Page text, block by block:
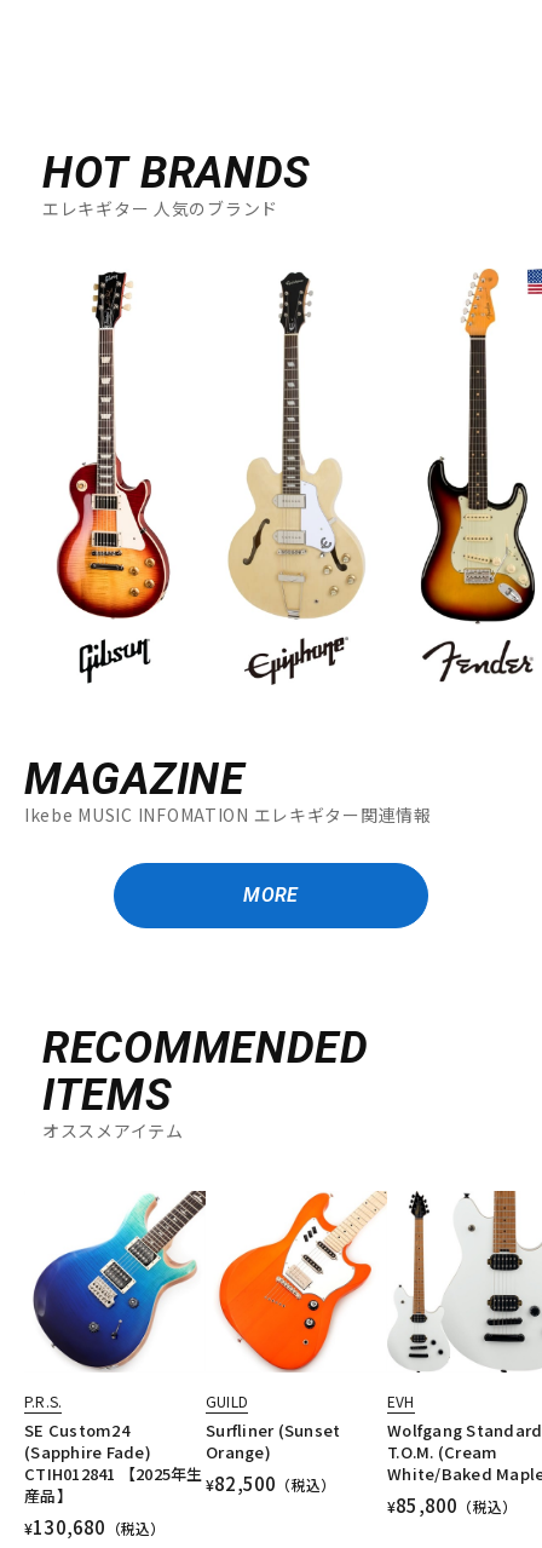
HOT BRANDS
エレキギター 人気のブランド
MAGAZINE
Ikebe MUSIC INFOMATION エレキギター関連情報
MORE
RECOMMENDED
ITEMS
オススメアイテム
P.R.S.
SE Custom24
(Sapphire Fade)
CTIH012841 【2025年生
産品】
¥130,680 （税込）
GUILD
Surfliner (Sunset
Orange)
¥82,500 （税込）
EVH
Wolfgang Standard
T.O.M. (Cream
White/Baked
¥85,800 （税込）